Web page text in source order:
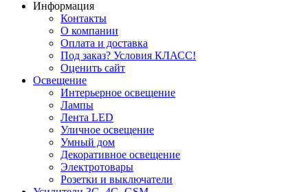
Информация
Контакты
О компании
Оплата и доставка
Под заказ? Условия КЛАСС!
Оценить сайт
Освещение
Интерьерное освещение
Лампы
Лента LED
Уличное освещение
Умный дом
Декоративное освещение
Электротовары
Розетки и выключатели